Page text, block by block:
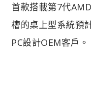
首款搭載第7代
槽的桌上型系統預
PC設計OEM客戶。